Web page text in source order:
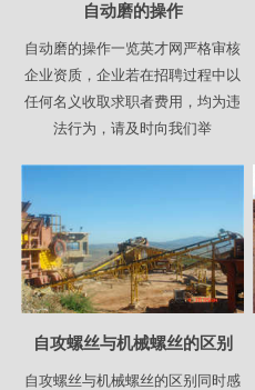
自动磨的操作
自动磨的操作一览英才网严格审核
企业资质，企业若在招聘过程中以
任何名义收取求职者费用，均为违
法行为，请及时向我们举
自攻螺丝与机械螺丝的区别
自攻螺丝与机械螺丝的区别同时感